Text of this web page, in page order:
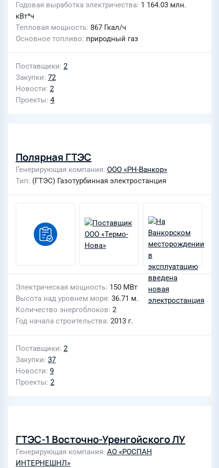
Годовая выработка электричества 1 164.03 млн.
кВт*ч
Тепловая мощность 867 Гкал/ч
Основное топливо природный газ
Поставщики 2
Закупки 72
Новости 2
Проекты 4
Полярная ГТЭС
Генерирующая компания ООО «РН-Ванкор»
Тип (ГТЭС) Газотурбинная электростанция
Электрическая мощность 150 МВт
Высота над уровнем моря 36.71 м.
Количество энергоблоков 2
Год начала строительства 2013 г.
Поставщики 2
Закупки 37
Новости 9
Проекты 2
ГТЭС-1 Восточно-Уренгойского ЛУ
Генерирующая компания АО «РОСПАН
ИНТЕРНЕШНЛ»